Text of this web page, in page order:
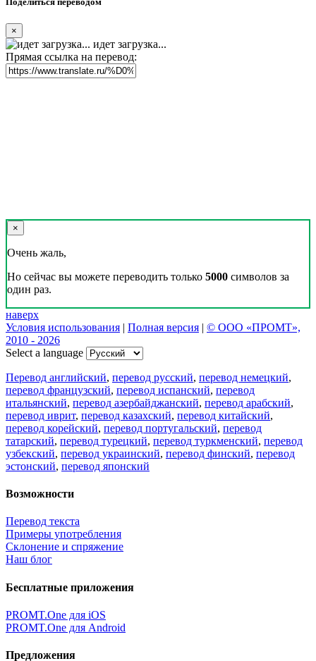
×
идет загрузка...
Прямая ссылка на перевод:
×
Очень жаль,
Но сейчас вы можете переводить только 5000 символов за
один раз.
наверх
Условия использования | Полная версия | © ООО «ПРОМТ»,
2010 - 2026
Select a language
Перевод английский, перевод русский, перевод немецкий,
перевод французский, перевод испанский, перевод
итальянский, перевод азербайджанский, перевод арабский,
перевод иврит, перевод казахский, перевод китайский,
перевод корейский, перевод португальский, перевод
татарский, перевод турецкий, перевод туркменский, перевод
узбекский, перевод украинский, перевод финский, перевод
эстонский, перевод японский
Возможности
Перевод текста
Примеры употребления
Склонение и спряжение
Наш блог
Бесплатные приложения
PROMT.One для iOS
PROMT.One для Android
Предложения